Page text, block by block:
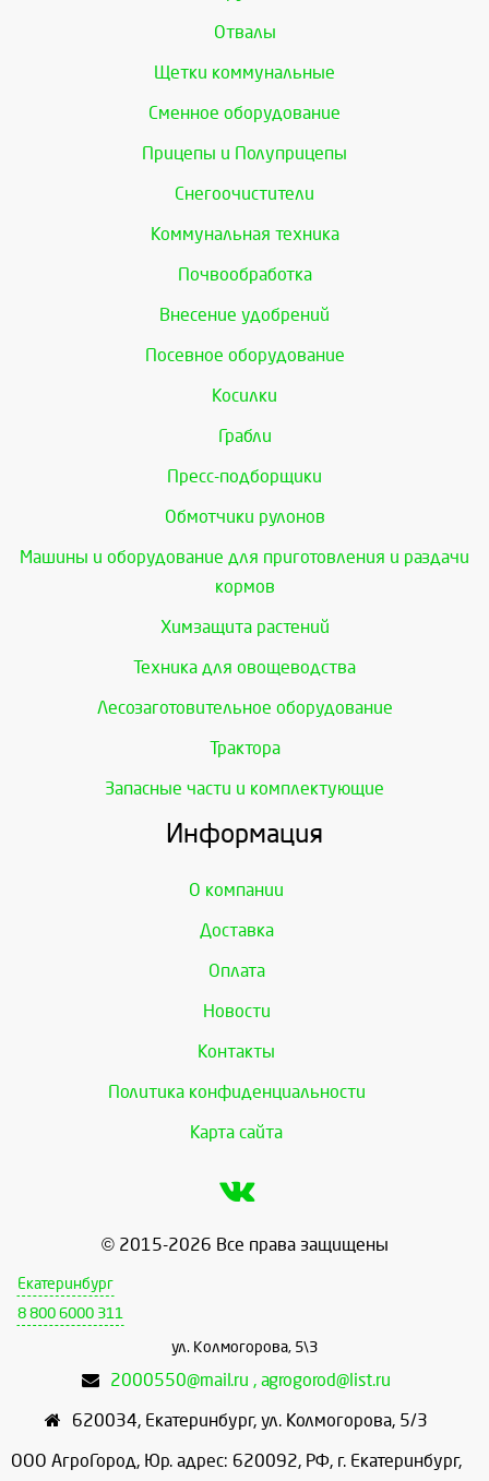
Отвалы
Щетки коммунальные
Сменное оборудование
Прицепы и Полуприцепы
Снегоочистители
Коммунальная техника
Почвообработка
Внесение удобрений
Посевное оборудование
Косилки
Грабли
Пресс-подборщики
Обмотчики рулонов
Машины и оборудование для приготовления и раздачи
кормов
Химзащита растений
Техника для овощеводства
Лесозаготовительное оборудование
Трактора
Запасные части и комплектующие
Информация
О компании
Доставка
Оплата
Новости
Контакты
Политика конфиденциальности
Карта сайта
© 2015-2026 Все права защищены
Екатеринбург
8 800 6000 311
ул. Колмогорова, 5\3
2000550@mail.ru , agrogorod@list.ru
620034, Екатеринбург, ул. Колмогорова, 5/3
ООО АгроГород, Юр. адрес: 620092, РФ, г. Екатеринбург,